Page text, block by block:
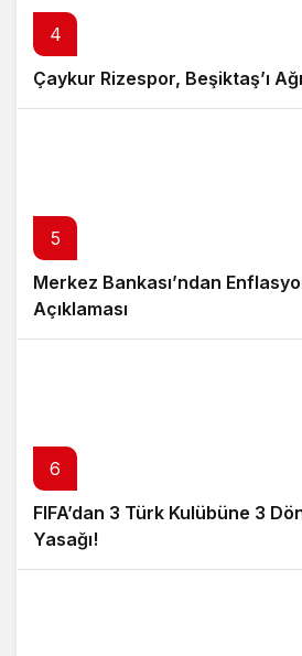
4
Çaykur Rizespor, Beşiktaş’ı
5
Merkez Bankası’ndan
Açıklaması
6
FIFA’dan 3 Türk Kulübüne 3
Yasağı!